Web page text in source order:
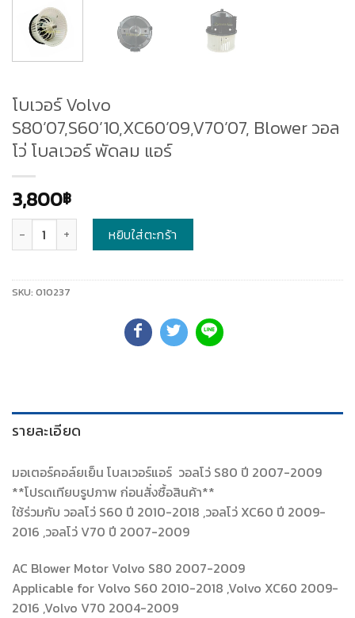
โบเวอร์ Volvo
S80’07,S60’10,XC60’09,V70’07, Blower วอล
โว่ โบลเวอร์ พัดลม แอร์
3,800฿
หยิบใส่ตะกร้า
SKU: 010237
รายละเอียด
มอเตอร์คอล์ยเย็น โบลเวอร์แอร์ วอลโว่ S80 ปี 2007-2009
**โปรดเทียบรูปภาพ ก่อนสั่งซื้อสินค้า**
ใช้ร่วมกับ วอลโว่ S60 ปี 2010-2018 ,วอลโว่ XC60 ปี 2009-
2016 ,วอลโว่ V70 ปี 2007-2009
AC Blower Motor Volvo S80 2007-2009
Applicable for Volvo S60 2010-2018 ,Volvo XC60 2009-
2016 ,Volvo V70 2004-2009